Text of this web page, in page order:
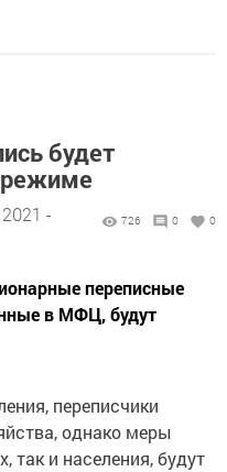
будет
-
726 0 0
переписные
в МФЦ, будут
переписчики
однако меры
так и населения, будут